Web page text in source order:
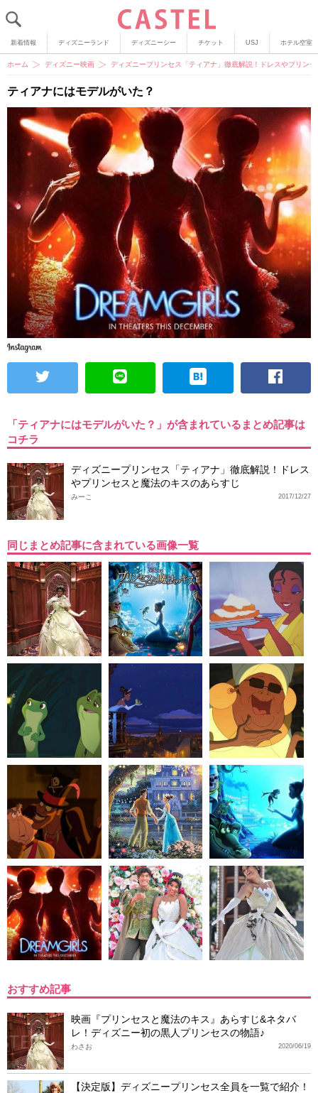
新着情報 ディズニーランド ディズニーシー チケット USJ ホテル空室
ホーム ディズニー映画 ディズニープリンセス「ティアナ」徹底解説！ドレスやプリン
ティアナにはモデルがいた？
「ティアナにはモデルがいた？」が含まれているまとめ記事は
コチラ
ディズニープリンセス「ティアナ」徹底解説！ドレス
やプリンセスと魔法のキスのあらすじ
2017/12/27
みーこ
同じまとめ記事に含まれている画像一覧
おすすめ記事
映画『プリンセスと魔法のキス』あらすじ&ネタバ
レ！ディズニー初の黒人プリンセスの物語♪
2020/06/19
わさお
【決定版】ディズニープリンセス全員を一覧で紹介！